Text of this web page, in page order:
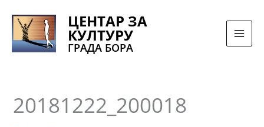
sadržaj
ЦЕНТАР ЗА
КУЛТУРУ
ГРАДА БОРА
20181222_200018